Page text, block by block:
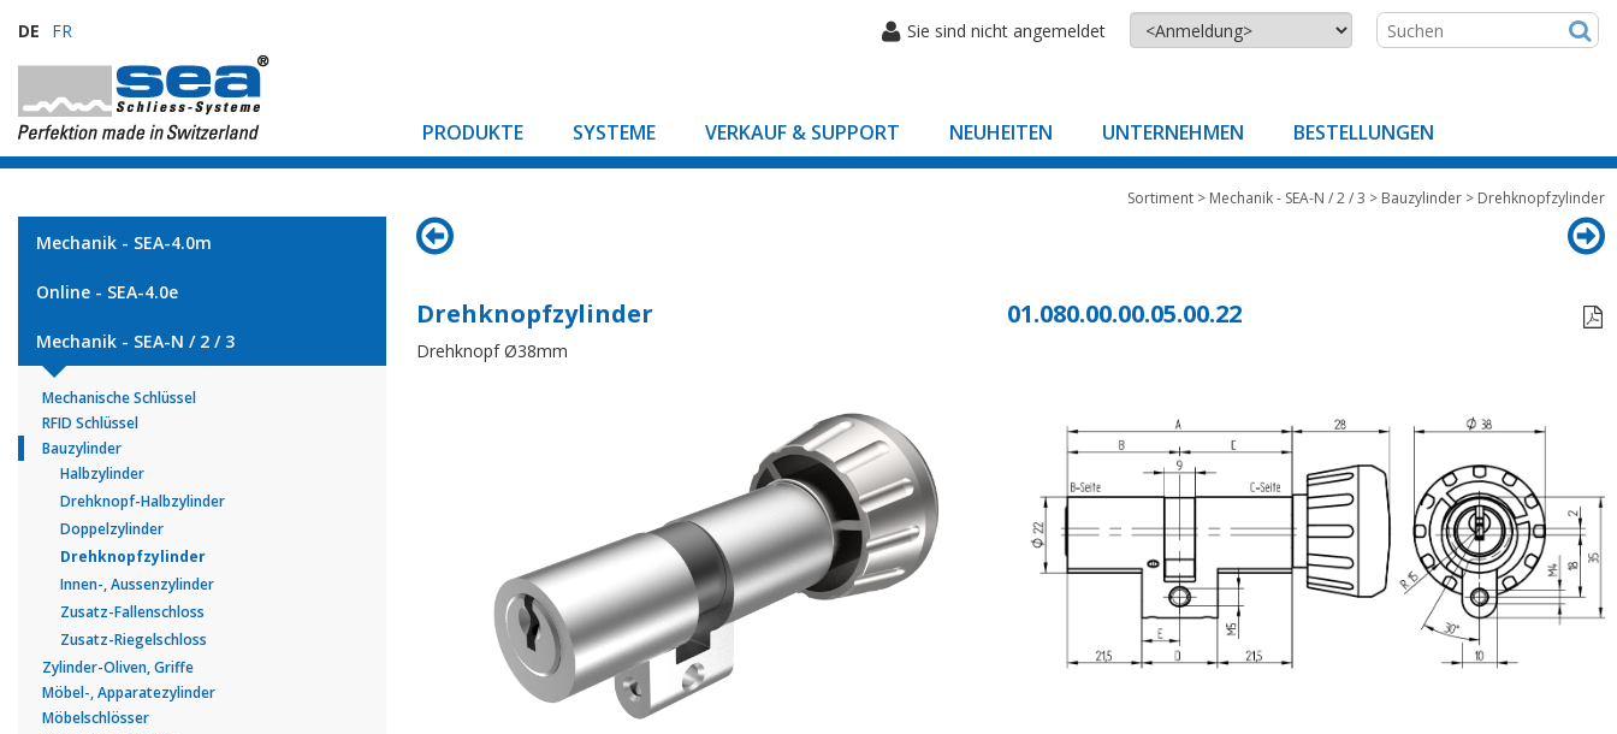
DE FR Sie sind nicht angemeldet
PRODUKTE SYSTEME VERKAUF & SUPPORT NEUHEITEN UNTERNEHMEN BESTELLUNGEN
Mechanik - SEA-4.0m
Online - SEA-4.0e
Mechanik - SEA-N / 2 / 3
Mechanische Schlüssel
RFID Schlüssel
Bauzylinder
Halbzylinder
Drehknopf-Halbzylinder
Doppelzylinder
Drehknopfzylinder
Innen-, Aussenzylinder
Zusatz-Fallenschloss
Zusatz-Riegelschloss
Zylinder-Oliven, Griffe
Möbel-, Apparatezylinder
Möbelschlösser
Sortiment > Mechanik - SEA-N / 2 / 3 > Bauzylinder > Drehknopfzylinder
Drehknopfzylinder 01.080.00.00.05.00.22

Drehknopf Ø38mm